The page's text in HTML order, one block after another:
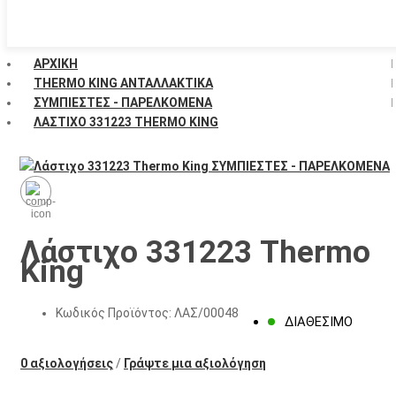
ΑΡΧΙΚΉ
THERMO KING ΑΝΤΑΛΛΑΚΤΙΚΑ
ΣΥΜΠΙΕΣΤΕΣ - ΠΑΡΕΛΚΟΜΕΝΑ
ΛΆΣΤΙΧΟ 331223 THERMO KING
Λάστιχο 331223 Thermo
King
Κωδικός Προϊόντος: ΛΑΣ/00048
ΔΙΑΘΈΣΙΜΟ
0 αξιολογήσεις/ Γράψτε μια αξιολόγηση